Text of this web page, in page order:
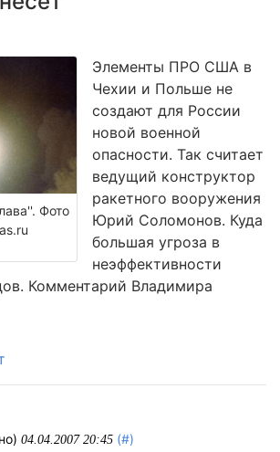
Фото
Элементы ПРО США в
Чехии и Польше не
создают для России
новой военной
опасности. Так считает
ведущий конструктор
ракетного вооружения
Юрий Соломонов. Куда
большая угроза в
неэффективности
Комментарий Владимира
04.04.2007 20:45 (#)